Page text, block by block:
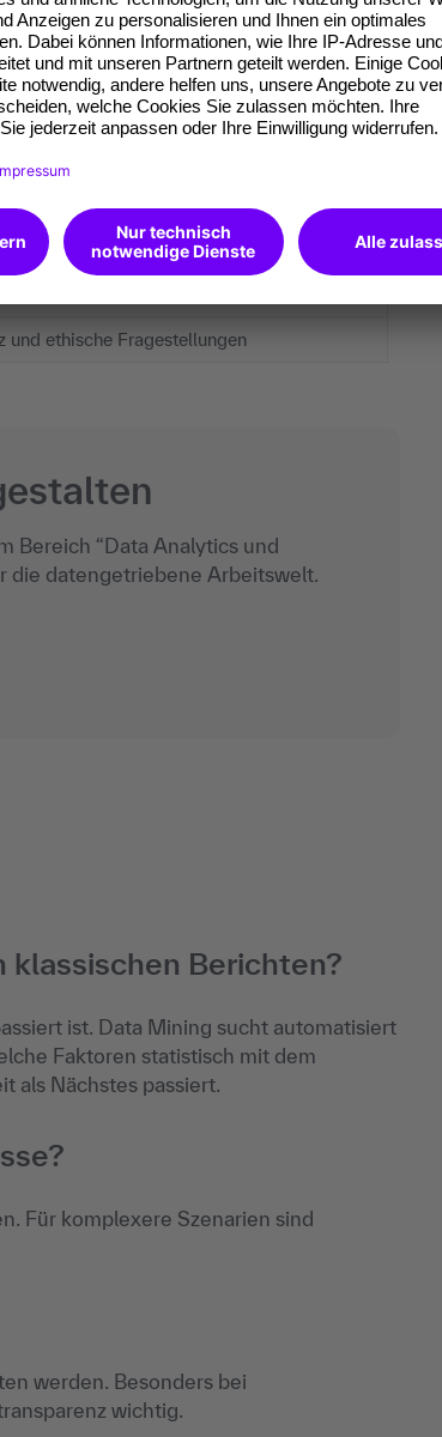
an Datenqualität
und ethische Fragestellungen
Bereich “Data Analytics und
die datengetriebene Arbeitswelt.
Berichten?
ist. Data Mining sucht automatisiert
Faktoren statistisch mit dem
als Nächstes passiert.
Für komplexere Szenarien sind
werden. Besonders bei
wichtig.